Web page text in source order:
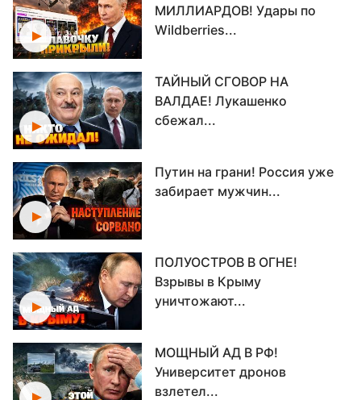
МИЛЛИАРДОВ! Удары по
Wildberries...
ТАЙНЫЙ СГОВОР НА
ВАЛДАЕ! Лукашенко
сбежал...
Путин на грани! Россия уже
забирает мужчин...
ПОЛУОСТРОВ В ОГНЕ!
Взрывы в Крыму
уничтожают...
МОЩНЫЙ АД В РФ!
Университет дронов
взлетел...